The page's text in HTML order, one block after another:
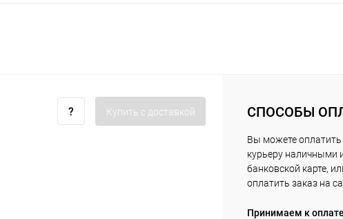
Купить c доставкой СПОСОБЫ
Вы можете оплатить
курьеру наличными
банковской карте,
оплатить заказ на
Принимаем к оплате